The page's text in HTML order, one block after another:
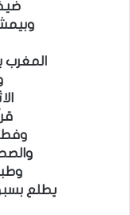
المغرب
يطلع